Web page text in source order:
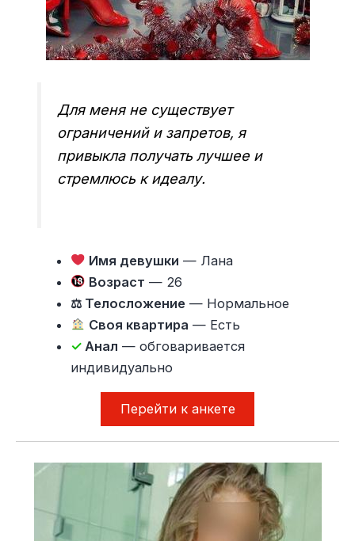
Для меня не существует
ограничений и запретов, я
привыкла получать лучшее и
стремлюсь к идеалу.
Имя девушки — Лана
Возраст — 26
⚖ Телосложение — Нормальное
Своя квартира — Есть
✓ Анал — обговаривается
индивидуально
Перейти к анкете